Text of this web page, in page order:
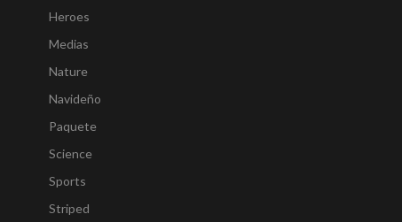
Heroes
Medias
Nature
Navideño
Paquete
Science
Sports
Striped